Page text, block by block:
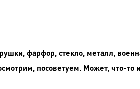
фарфор, стекло, металл,
посоветуем. Может, что-то